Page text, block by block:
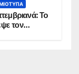
Το
τον